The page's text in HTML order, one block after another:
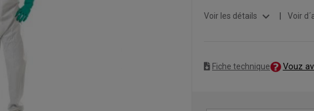
Voir les détails expand_more | Voir
Fiche technique Vouz